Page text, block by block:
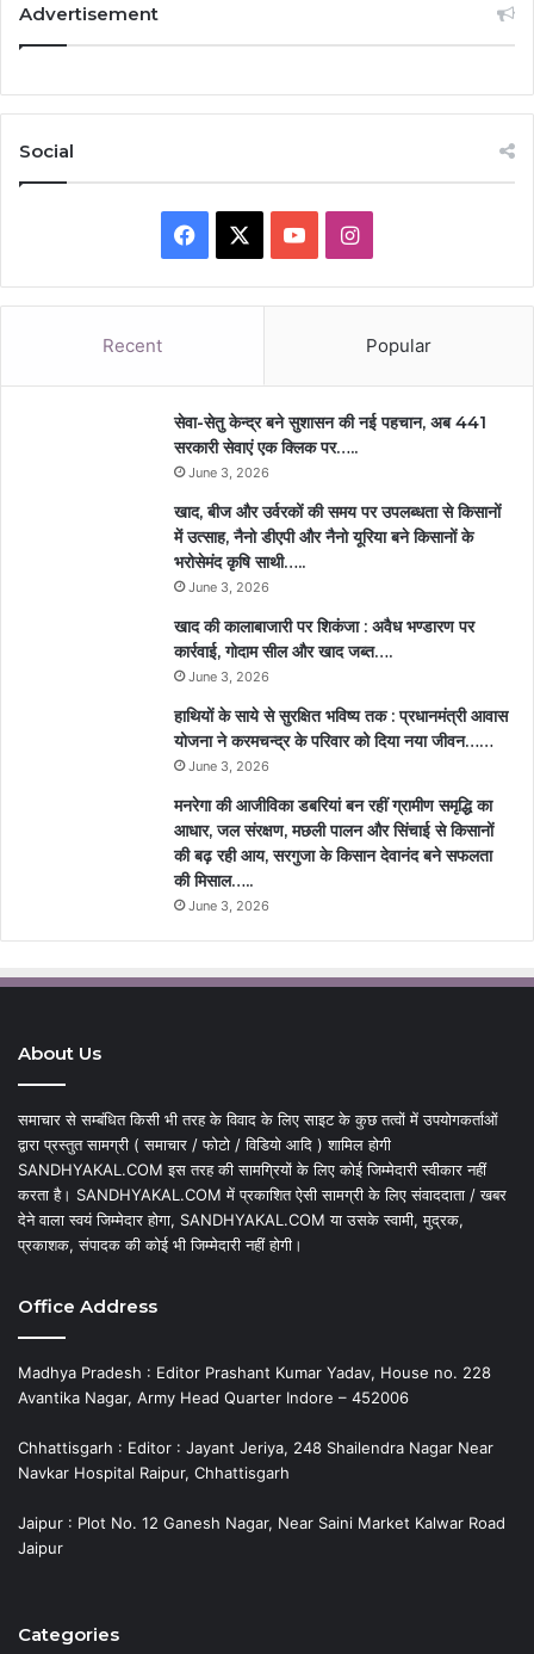
Advertisement
Social
Facebook YouTubeInstagram
Recent Popular
सेवा-सेतु केन्द्र बने सुशासन की नई पहचान, अब 441
सरकारी सेवाएं एक क्लिक पर…..
June 3, 2026
खाद, बीज और उर्वरकों की समय पर उपलब्धता से किसानों
में उत्साह, नैनो डीएपी और नैनो यूरिया बने किसानों के
भरोसेमंद कृषि साथी…..
June 3, 2026
खाद की कालाबाजारी पर शिकंजा : अवैध भण्डारण पर
कार्रवाई, गोदाम सील और खाद जब्त….
June 3, 2026
हाथियों के साये से सुरक्षित भविष्य तक : प्रधानमंत्री आवास
योजना ने करमचन्द्र के परिवार को दिया नया जीवन……
June 3, 2026
मनरेगा की आजीविका डबरियां बन रहीं ग्रामीण समृद्धि का
आधार, जल संरक्षण, मछली पालन और सिंचाई से किसानों
की बढ़ रही आय, सरगुजा के किसान देवानंद बने सफलता
की मिसाल…..
June 3, 2026
About Us
समाचार से सम्बंधित किसी भी तरह के विवाद के लिए साइट के कुछ तत्वों में उपयोगकर्ताओं
द्वारा प्रस्तुत सामग्री ( समाचार / फोटो / विडियो आदि ) शामिल होगी
SANDHYAKAL.COM इस तरह की सामग्रियों के लिए कोई जिम्मेदारी स्वीकार नहीं
करता है। SANDHYAKAL.COM में प्रकाशित ऐसी सामग्री के लिए संवाददाता / खबर
देने वाला स्वयं जिम्मेदार होगा, SANDHYAKAL.COM या उसके स्वामी, मुद्रक,
प्रकाशक, संपादक की कोई भी जिम्मेदारी नहीं होगी।
Office Address
Madhya Pradesh : Editor Prashant Kumar Yadav, House no. 228
Avantika Nagar, Army Head Quarter Indore – 452006
Chhattisgarh : Editor : Jayant Jeriya, 248 Shailendra Nagar Near
Navkar Hospital Raipur, Chhattisgarh
Jaipur : Plot No. 12 Ganesh Nagar, Near Saini Market Kalwar Road
Jaipur
Categories